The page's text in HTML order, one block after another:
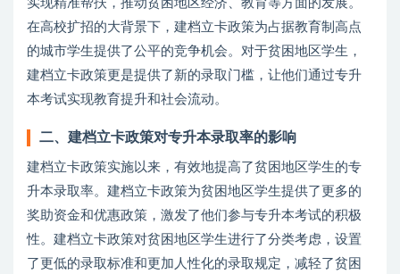
实现精准帮扶，推动贫困地区经济、教育等方面的发展。
在高校扩招的大背景下，建档立卡政策为占据教育制高点
的城市学生提供了公平的竞争机会。对于贫困地区学生，
建档立卡政策更是提供了新的录取门槛，让他们通过专升
本考试实现教育提升和社会流动。
二、建档立卡政策对专升本录取率的影响
建档立卡政策实施以来，有效地提高了贫困地区学生的专
升本录取率。建档立卡政策为贫困地区学生提供了更多的
奖助资金和优惠政策，激发了他们参与专升本考试的积极
性。建档立卡政策对贫困地区学生进行了分类考虑，设置
了更低的录取标准和更加人性化的录取规定，减轻了贫困